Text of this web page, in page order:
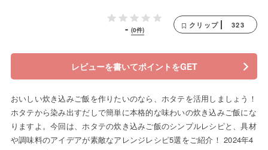
- (0件)
クリップ 323
レビューを書いてポイントをGET
おいしい炊き込みご飯を作りたいのなら、ホタテを活用しましょう！
ホタテから染み出すだしで簡単に本格的な味わいの炊き込みご飯にな
りますよ。今回は、ホタテの炊き込みご飯のシンプルレシピと、具材
や調味料のアイデアが素敵なアレンジレシピ5選をご紹介！ 2024年4